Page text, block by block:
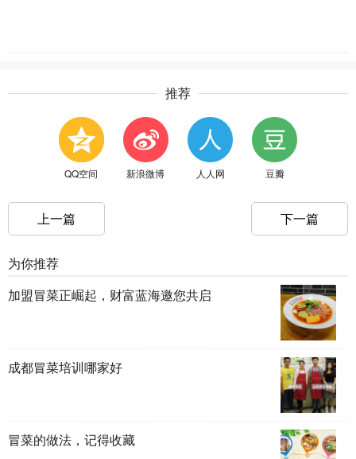
推荐
QQ空间 新浪微博 人人网 豆瓣
上一篇 下一篇
为你推荐
加盟冒菜正崛起，财富蓝海邀您共启
成都冒菜培训哪家好
冒菜的做法，记得收藏